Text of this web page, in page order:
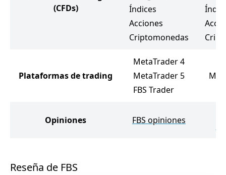
(CFDs)
Índices
Acciones
Criptomonedas
Plataformas de trading
MetaTrader 4
MetaTrader 5
FBS Trader
Opiniones FBS opiniones
Reseña de FBS